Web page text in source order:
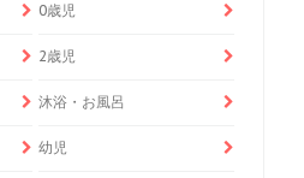
0歳児
2歳児
沐浴・お風呂
幼児